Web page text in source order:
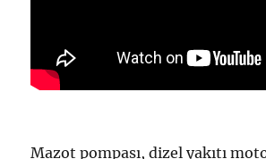
Mazot pompası, dizel yakıtı